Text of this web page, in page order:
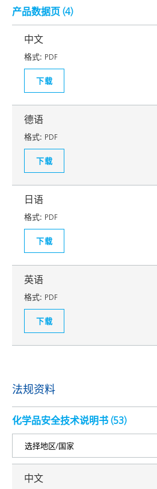
产品数据页 (4)
中文
格式: PDF
下载
德语
格式: PDF
下载
日语
格式: PDF
下载
英语
格式: PDF
下载
法规资料
化学品安全技术说明书 (53)
中文